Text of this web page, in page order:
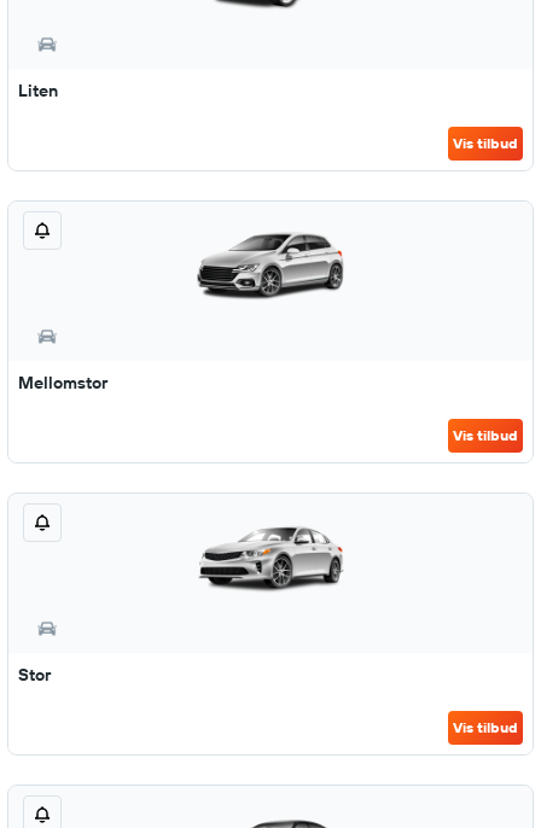
Liten
Vis tilbud
Mellomstor
Vis tilbud
Stor
Vis tilbud